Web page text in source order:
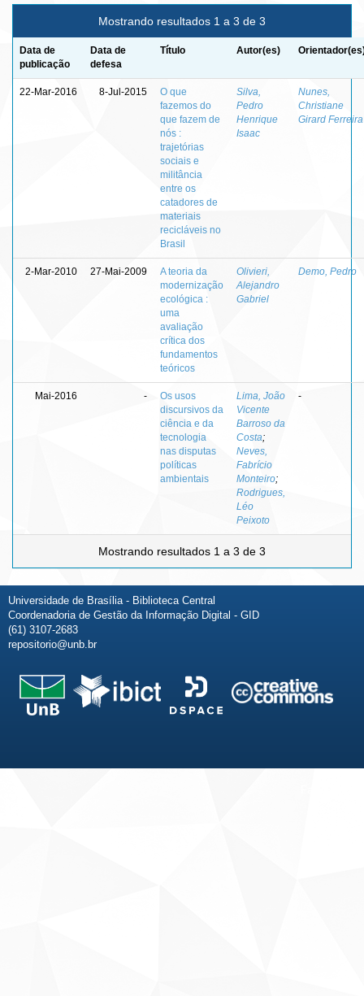
Mostrando resultados 1 a 3 de 3
Data de
publicação
Data de
defesa
Título Autor(es)
22-Mar-2016 8-Jul-2015
O que
fazemos do
que fazem de
nós :
trajetórias
sociais e
militância
entre os
catadores de
materiais
recicláveis no
Brasil
Silva,
Pedro
Henrique
Isaac
Nunes,
Christiane
Girard Ferreira
2-Mar-2010 27-Mai-2009
A teoria da
modernização
ecológica :
uma
avaliação
crítica dos
fundamentos
teóricos
Olivieri,
Alejandro
Gabriel
Demo, Pedro
Mai-2016 -
Os usos
discursivos da
ciência e da
tecnologia
nas disputas
políticas
ambientais
Lima, João
Vicente
Barroso da
Costa;
Neves,
Fabrício
Monteiro;
Rodrigues,
Léo
Peixoto
-
Mostrando resultados 1 a 3 de 3
Universidade de Brasília - Biblioteca Central
Coordenadoria de Gestão da Informação Digital - GID
(61) 3107-2683
repositorio@unb.br